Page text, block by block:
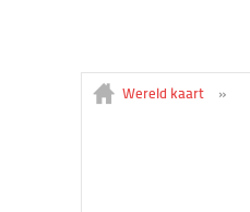
Wereld kaart »